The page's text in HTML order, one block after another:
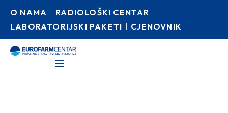
O NAMA
RADIOLOŠKI CENTAR
LABORATORIJSKI PAKETI
CJENOVNIK